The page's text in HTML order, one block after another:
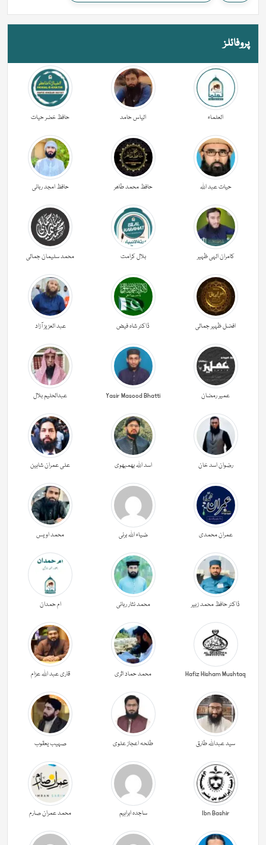
پروفائلز
العلماء الیاس حامد حافظ خضر حیات
حیات عبد اللہ حافظ محمد طاھر حافظ امجد ربانی
کامران الہی ظہیر بلال کرامت محمد سلیمان جمالی
افضل ظہیر جمالی ڈاکٹر شاہ فیض عبد العزیز آزاد
عمیر رمضان Yasir Masood Bhatti عبدالحليم بلال
رضوان اسد خان اسد اللہ بھمبھوی علی عمران شاہین
عمران محمدی ضیاء اللہ برنی محمد اویس
ڈاکٹر حافظ محمد زبیر محمد نثار ربانی ام حمدان
Hafiz Hisham Mushtaq محمد حماد اثری قاری عبد اللہ عزام
سید عبداللہ طارق طلحہ اعجاز علوی صہیب یعقوب
Ibn Bashir ساجدہ ابراہیم محمد عمران صارم